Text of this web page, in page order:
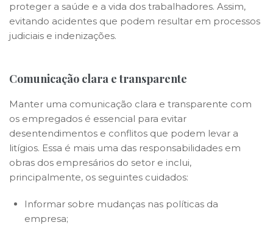
proteger a saúde e a vida dos trabalhadores. Assim,
evitando acidentes que podem resultar em processos
judiciais e indenizações.
Comunicação clara e transparente
Manter uma comunicação clara e transparente com
os empregados é essencial para evitar
desentendimentos e conflitos que podem levar a
litígios. Essa é mais uma das responsabilidades em
obras dos empresários do setor e inclui,
principalmente, os seguintes cuidados:
Informar sobre mudanças nas políticas da
empresa;